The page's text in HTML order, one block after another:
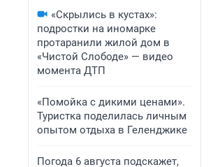
«Скрылись в кустах»:
подростки на иномарке
протаранили жилой дом в
«Чистой Слободе» — видео
момента ДТП
«Помойка с дикими ценами».
Туристка поделилась личным
опытом отдыха в Геленджике
Погода 6 августа подскажет,